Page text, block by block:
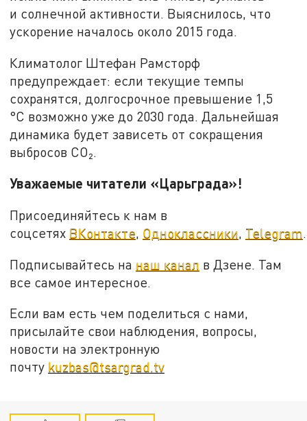
и солнечной активности. Выяснилось, что
ускорение началось около 2015 года.
Климатолог Штефан Рамсторф
предупреждает: если текущие темпы
сохранятся, долгосрочное превышение 1,5
°C возможно уже до 2030 года. Дальнейшая
динамика будет зависеть от сокращения
выбросов CO₂.
Уважаемые читатели «Царьграда»!
Присоединяйтесь к нам в
соцсетях ВКонтакте, Одноклассники, Telegram.
Подписывайтесь на наш канал в Дзене. Там
все самое интересное.
Если вам есть чем поделиться с нами,
присылайте свои наблюдения, вопросы,
новости на электронную
почту kuzbas@tsargrad.tv